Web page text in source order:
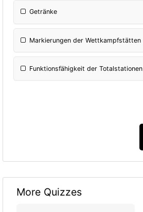
Getränke
Markierungen der Wettkampfstätten
Funktionsfähigkeit der Totalstationen
More Quizzes